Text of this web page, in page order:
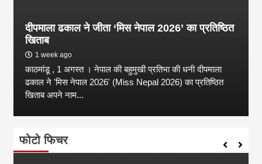
दीपमाला ढकाल ने जीता ‘मिस नेपाल 2026’ का प्रतिष्ठित
खिताब
1 week ago
काठमांडू , 1 अगस्त । नेपाल की बहुमुखी प्रतिभा की धनी दीपमाला
ढकाल ने 'मिस नेपाल 2026' (Miss Nepal 2026) का प्रतिष्ठित
खिताब अपने नाम...
फोटो फिचर